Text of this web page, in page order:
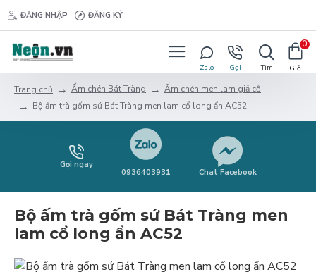
ĐĂNG NHẬP ĐĂNG KÝ
0
Trang chủ Ấm chén Bát Tràng
Ấm chén men lam giả cổ
Bộ ấm trà gốm sứ Bát Tràng men lam cổ long ẩn AC52
Gọi ngay
0936403931 Chat Facebook
Bộ ấm trà gốm sứ Bát Tràng men
lam cổ long ẩn AC52